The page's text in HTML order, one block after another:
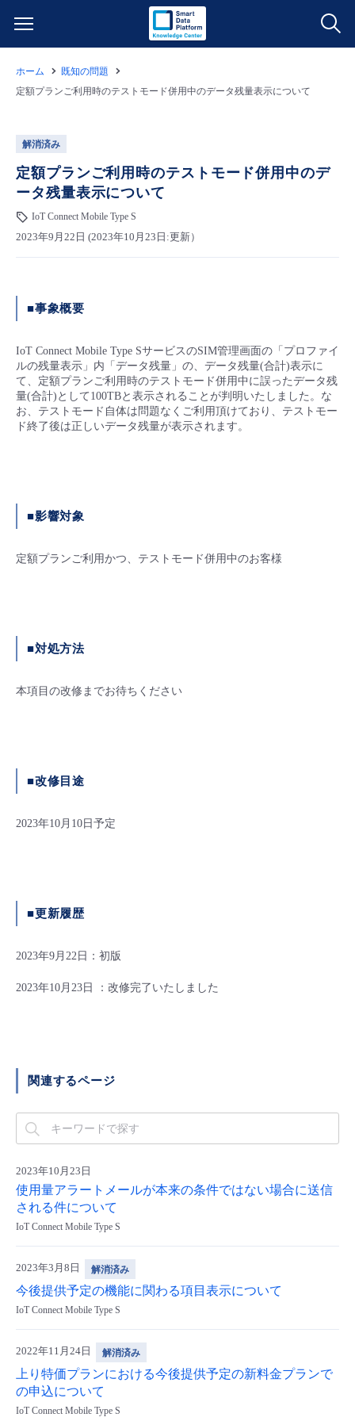
サービス一覧
クラウド/サーバー
ネットワーク
IoT
モニタリング/監査
サポート
管理機能
データ利活用
クラウド/サーバー
ネットワーク
IoT
モニタリング/監査
サポート
料金情報
料金シミュレーター
データ利活用
クラウド/サーバー
ネットワーク
IoT
ご利用開始ガイド
■ 管理機能
- 管理機能
■ セットアップガイド
- 新規お申し込み方法
■ 基本構築ガイド
- クラウド / サーバー
- Flexible Remote Access
- vUTM2
- バックアップ
- セキュリティ・監査
- データと分析
故障/メンテナンス情報
サービス稼働状況
故障/メンテナンス履歴
パートナー
販売パートナー向けプログラム
トレーニング/操作動画
ホーム
既知の問題
定額プランご利用時のテストモード併用中のデータ残量表示について
解消済み
定額プランご利用時のテストモード併用中のデ
ータ残量表示について
IoT Connect Mobile Type S
2023年9月22日 (2023年10月23日:更新）
■事象概要
IoT Connect Mobile Type SサービスのSIM管理画面の「プロファイ
ルの残量表示」内「データ残量」の、データ残量(合計)表示に
て、定額プランご利用時のテストモード併用中に誤ったデータ残
量(合計)として100TBと表示されることが判明いたしました。な
お、テストモード自体は問題なくご利用頂けており、テストモー
ド終了後は正しいデータ残量が表示されます。
■影響対象
定額プランご利用かつ、テストモード併用中のお客様
■対処方法
本項目の改修までお待ちください
■改修目途
2023年10月10日予定
■更新履歴
2023年9月22日：初版
2023年10月23日 ：改修完了いたしました
関連するページ
2023年10月23日
使用量アラートメールが本来の条件ではない場合に送信
される件について
IoT Connect Mobile Type S
2023年3月8日 解消済み
今後提供予定の機能に関わる項目表示について
IoT Connect Mobile Type S
2022年11月24日 解消済み
上り特価プランにおける今後提供予定の新料金プランで
の申込について
IoT Connect Mobile Type S